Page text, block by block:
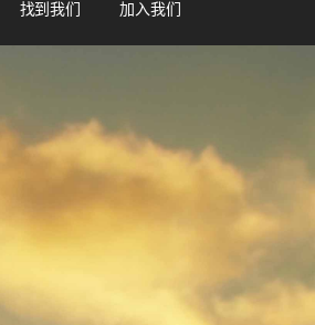
找到我们 加入我们